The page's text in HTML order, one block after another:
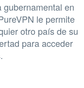
en
le permite
otro país de su
para acceder